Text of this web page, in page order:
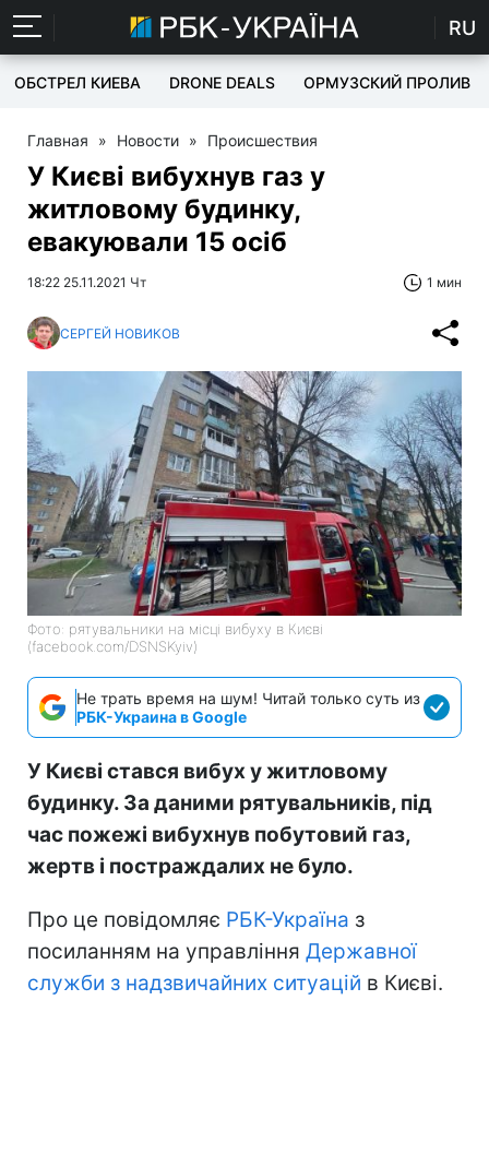
RU
ОБСТРЕЛ КИЕВА DRONE DEALS ОРМУЗСКИЙ ПРОЛИВ
Главная » Новости » Происшествия
У Києві вибухнув газ у
житловому будинку,
евакуювали 15 осіб
18:22 25.11.2021 Чт 1 мин
СЕРГЕЙ НОВИКОВ
Фото: рятувальники на місці вибуху в Києві
(facebook.com/DSNSKyiv)
Не трать время на шум! Читай только суть из
РБК-Украина в Google
У Києві стався вибух у житловому
будинку. За даними рятувальників, під
час пожежі вибухнув побутовий газ,
жертв і постраждалих не було.
Про це повідомляє РБК-Україна з
посиланням на управління Державної
служби з надзвичайних ситуацій в Києві.